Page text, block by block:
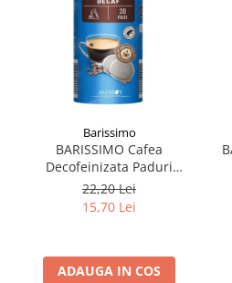
Barissimo
BARISSIMO Cafea
Decofeinizata Paduri
Discuri Senseo 62mm
Monodoze 20buc - 140g
22,20 Lei
15,70 Lei
ADAUGA IN COS